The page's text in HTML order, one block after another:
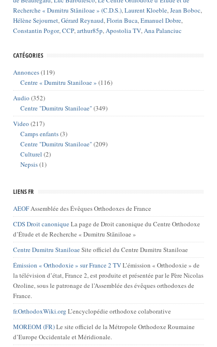
Recherche « Dumitru Stăniloae » (C.D.S.),Laurent Kloeble,Jean Boboc,
Hélène Sejournet,Gérard Reynaud,Florin Buca,Emanuel Dobre,
Constantin Pogor,CCP,arthur85p,Apostolia TV,Ana Palanciuc
CATÉGORIES
Annonces(119)
Centre « Dumitru Staniloae » (116)
Audio (352)
Centre "Dumitru Staniloae"(349)
Video (217)
Camps enfants(3)
Centre "Dumitru Staniloae"(209)
Culturel (2)
Nepsis(1)
LIENS FR
AEOFAssemblée des Évêques Orthodoxes de France
CDS Droit canoniqueLa page de Droit canonique du Centre Orthodoxe
d’Étude et de Recherche « Dumitru Stăniloae »
Centre Dumitru StaniloaeSite officiel du Centre Dumitru Staniloae
Émission « Orthodoxie » sur France 2 TVL’émission « Orthodoxie » de
la télévision d’état, France 2, est produite et présentée par le Père Nicolas
Ozoline, sous le patronage de l’Assemblée des évêques orthodoxes de
France.
fr.OrthodoxWiki.org L’encyclopédie orthodoxe colaborative
MOREOM (FR)Le site officiel de la Métropole Orthodoxe Roumaine
d’Europe Occidentale et Méridionale.